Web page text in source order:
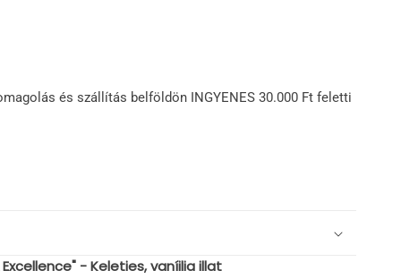
és szállítás belföldön INGYENES 30.000 Ft feletti
Excellence" - Keleties, vaníilia illat